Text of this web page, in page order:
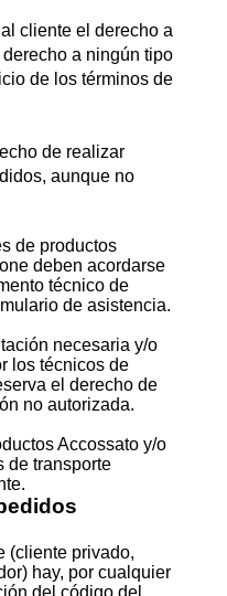
cliente el derecho a
a ningún tipo
de los términos de
de realizar
aunque no
de productos
deben acordarse
técnico de
de asistencia.
necesaria y/o
los técnicos de
el derecho de
no autorizada.
Accossato y/o
de transporte
(cliente privado,
hay, por cualquier
del código del